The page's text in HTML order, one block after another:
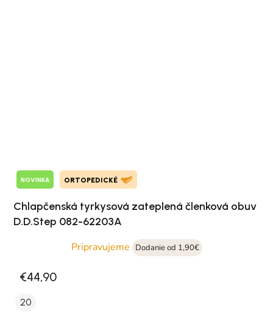
NOVINKA ORTOPEDICKÉ
Chlapčenská tyrkysová zateplená členková obuv
D.D.Step 082-62203A
Pripravujeme
Dodanie od 1,90€
€44,90
20